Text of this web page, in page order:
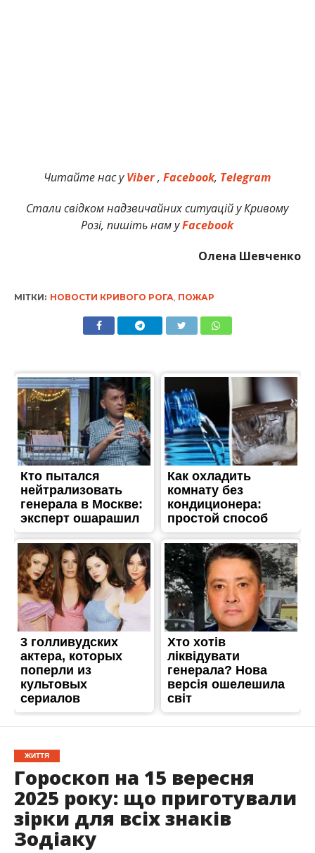
Читайте нас уViber,Facebook, Telegram
Стали свідком надзвичайних ситуацій у Кривому
Розі, пишіть нам уFacebook
Олена Шевченко
МІТКИ: НОВОСТИ КРИВОГО РОГА ПОЖАР
ЖИТТЯ
Гороскоп на 15 вересня
2025 року: що приготували
зірки для всіх знаків
Зодіаку